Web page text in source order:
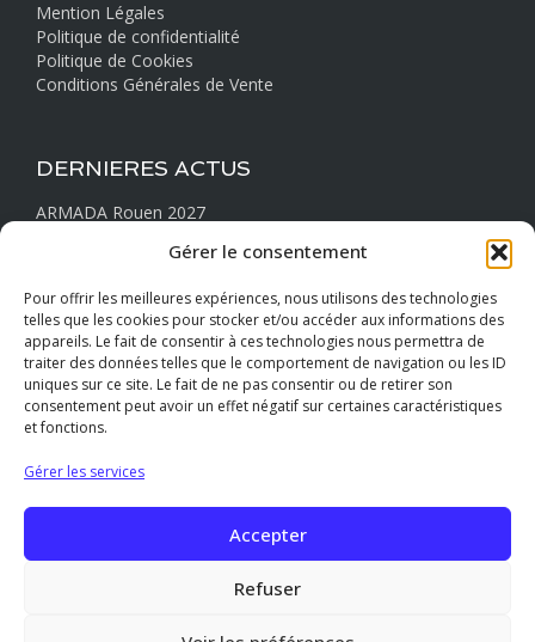
Gérer le consentement
Pour offrir les meilleures expériences, nous utilisons des technologies
telles que les cookies pour stocker et/ou accéder aux informations des
appareils. Le fait de consentir à ces technologies nous permettra de
traiter des données telles que le comportement de navigation ou les ID
uniques sur ce site. Le fait de ne pas consentir ou de retirer son
consentement peut avoir un effet négatif sur certaines caractéristiques
et fonctions.
Gérer les services
Accepter
Refuser
Mention Légales
Politique de confidentialité
Politique de Cookies
Conditions Générales de Vente
DERNIERES ACTUS
ARMADA Rouen 2027
JUIN le mois du Lin
Les huîtres normandes spéciales Verneuil…
La pêche locale de Quiberville